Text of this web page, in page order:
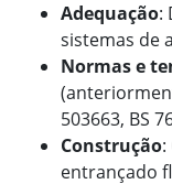
Adequação:
sistemas de
Normas e
503663, BS
Construção
entrançado